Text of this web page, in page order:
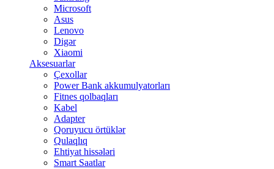
Microsoft
Asus
Lenovo
Digər
Xiaomi
Aksesuarlar
Çexollar
Power Bank akkumulyatorları
Fitnes qolbaqları
Kabel
Adapter
Qoruyucu örtüklər
Qulaqlıq
Ehtiyat hissələri
Smart Saatlar